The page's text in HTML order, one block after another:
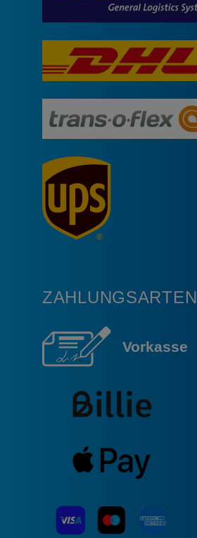
ZAHLUNGSARTEN
Vorkasse